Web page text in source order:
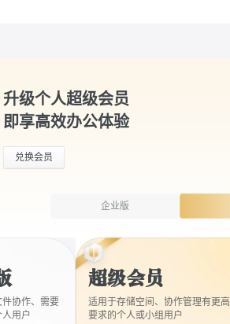
升级个人超级会员
即享高效办公体验
兑换会员
企业版
协作、需要
用户
超级会员
适用于存储空间、协作管理有更高
要求的个人或小组用户